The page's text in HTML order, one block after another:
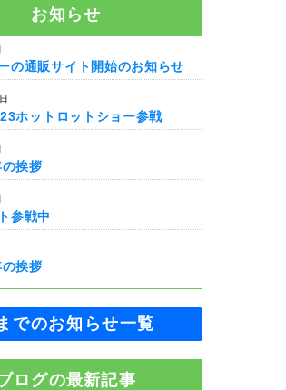
お知らせ
の通販サイト開始のお知らせ
ホットロットショー参戦
挨拶
参戦中
挨拶
でのお知らせ一覧
ログの最新記事